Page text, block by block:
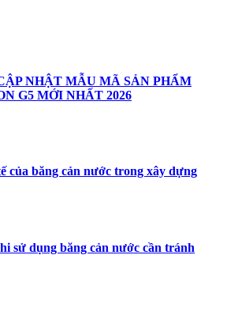
NHẬT MẪU MÃ SẢN PHẨM
G5 MỚI NHẤT 2026
của băng cản nước trong xây dựng
sử dụng băng cản nước cần tránh